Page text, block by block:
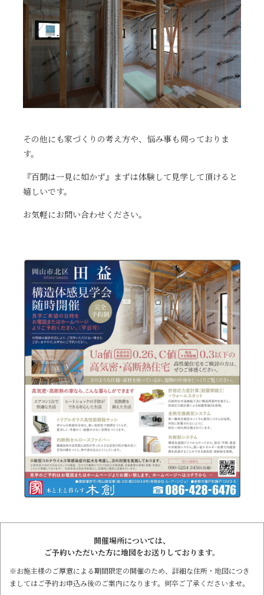
その他にも家づくりの考え方や、悩み事も伺っておりま
す。
『百聞は一見に如かず』まずは体験して見学して頂けると
嬉しいです。
お気軽にお問い合わせください。
開催場所については、
ご予約いただいた方に地図をお送りしております。
※お施主様のご厚意による期間限定の開催のため、詳細な住所・地図につき
ましてはご予約お申込み後のご案内になります。何卒ご了承くださいませ。